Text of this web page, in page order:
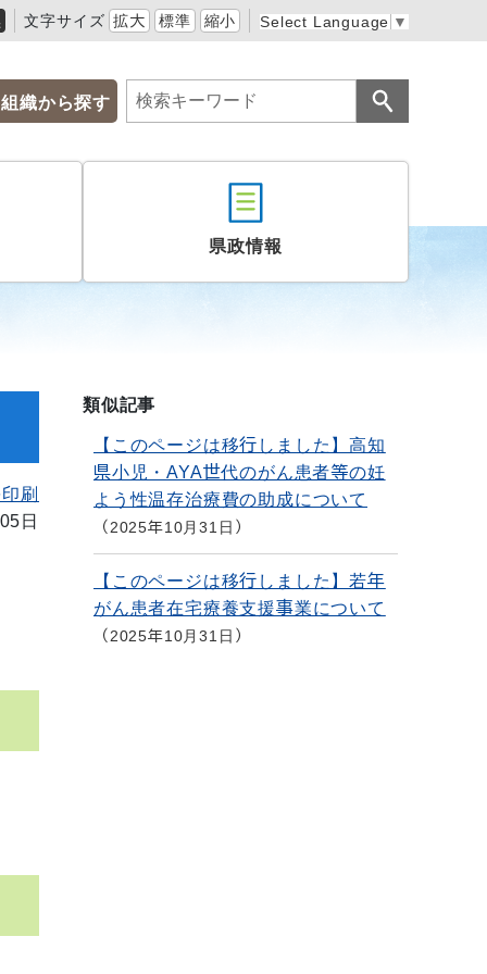
文字サイズ 拡大 標準 縮小 Select Language ▼
組織から探す
県政情報
刷
日
類似記事
【このページは移行しました】高知
県小児・AYA世代のがん患者等の妊
よう性温存治療費の助成について
2025年10月31日
【このページは移行しました】若年
がん患者在宅療養支援事業について
2025年10月31日